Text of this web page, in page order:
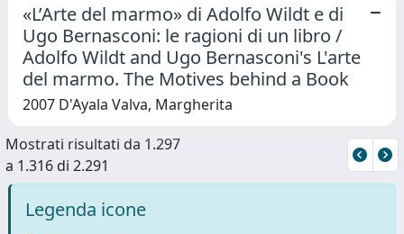
«L’Arte del marmo» di Adolfo Wildt e di
Ugo Bernasconi: le ragioni di un libro /
Adolfo Wildt and Ugo Bernasconi's L'arte
del marmo. The Motives behind a Book
2007 D'Ayala Valva, Margherita
Mostrati risultati da 1.297
a 1.316 di 2.291
Legenda icone